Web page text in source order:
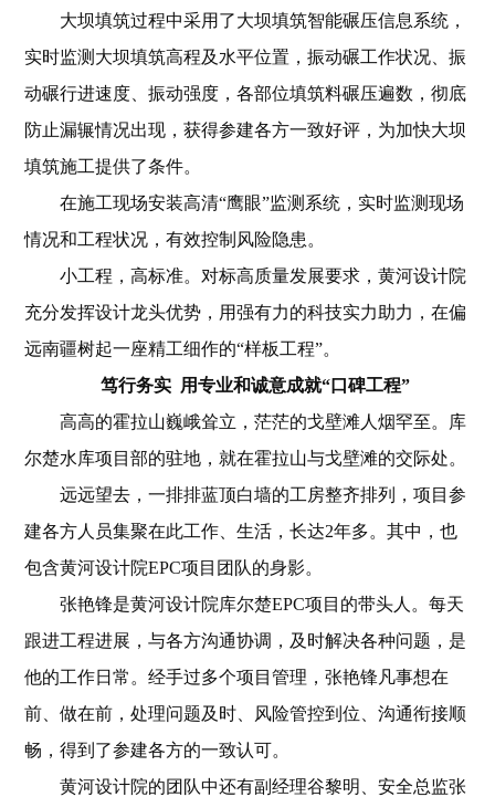
大坝填筑过程中采用了大坝填筑智能碾压信息系统，
实时监测大坝填筑高程及水平位置，振动碾工作状况、振
动碾行进速度、振动强度，各部位填筑料碾压遍数，彻底
防止漏辗情况出现，获得参建各方一致好评，为加快大坝
填筑施工提供了条件。
在施工现场安装高清“鹰眼”监测系统，实时监测现场
情况和工程状况，有效控制风险隐患。
小工程，高标准。对标高质量发展要求，黄河设计院
充分发挥设计龙头优势，用强有力的科技实力助力，在偏
远南疆树起一座精工细作的“样板工程”。
笃行务实 用专业和诚意成就“口碑工程”
高高的霍拉山巍峨耸立，茫茫的戈壁滩人烟罕至。库
尔楚水库项目部的驻地，就在霍拉山与戈壁滩的交际处。
远远望去，一排排蓝顶白墙的工房整齐排列，项目参
建各方人员集聚在此工作、生活，长达2年多。其中，也
包含黄河设计院EPC项目团队的身影。
张艳锋是黄河设计院库尔楚EPC项目的带头人。每天
跟进工程进展，与各方沟通协调，及时解决各种问题，是
他的工作日常。经手过多个项目管理，张艳锋凡事想在
前、做在前，处理问题及时、风险管控到位、沟通衔接顺
畅，得到了参建各方的一致认可。
黄河设计院的团队中还有副经理谷黎明、安全总监张